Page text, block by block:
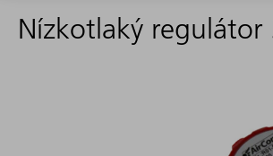
Nízkotlaký